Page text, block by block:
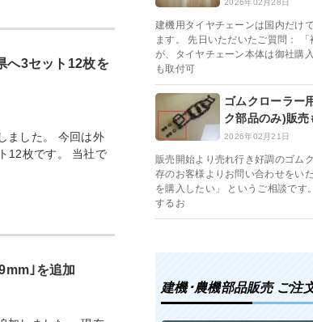
へ3セット12枚を
ました。 今回は外
12枚です。 当社で
｣を追加
2026年02月28日
建機用タイヤチェーンは国内だけ
ます。 先日いただいたご質問：
が、タイヤチェーン本体は御社購
も取付可
ゴムクローラー
ク部品のみ)販売
2026年02月21日
販売開始より売れ行き好調のゴム
存のお客様よりお問い合わせをい
を購入したい」 というご相談です
するお
建機･農機部品販売 ご注